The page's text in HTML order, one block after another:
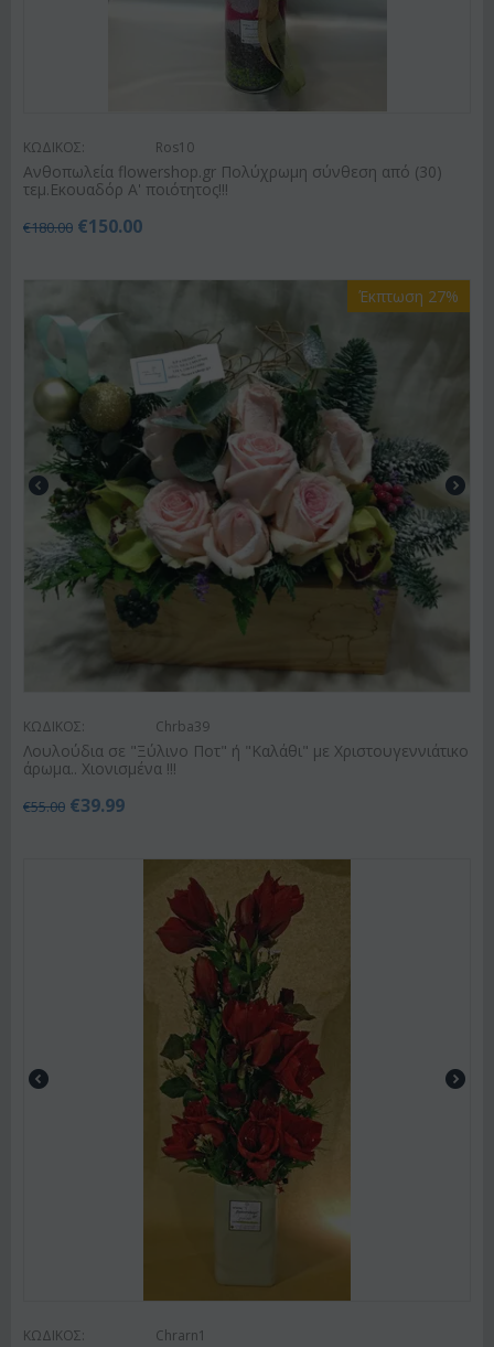
ΚΩΔΙΚΟΣ: Ros10
Ανθοπωλεία flowershop.gr Πολύχρωμη σύνθεση από (30)
τεμ.Εκουαδόρ Α' ποιότητος!!!
€180.00 €150.00
Έκπτωση 27%
ΚΩΔΙΚΟΣ: Chrba39
Λουλούδια σε "Ξύλινο Ποτ" ή "Καλάθι" με Χριστουγεννιάτικο
άρωμα.. Χιονισμένα !!!
€55.00 €39.99
ΚΩΔΙΚΟΣ: Chrarn1